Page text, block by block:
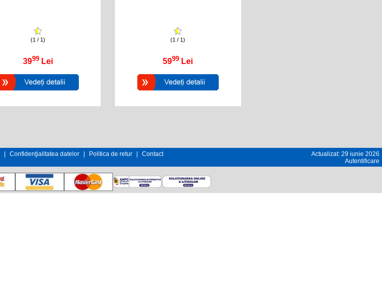
(1 / 1)
3999 Lei
(1 / 1)
5999 Lei
Confidenţialitatea datelor Politica de retur Contact
Actualizat: 29 iunie 2026
Autentificare